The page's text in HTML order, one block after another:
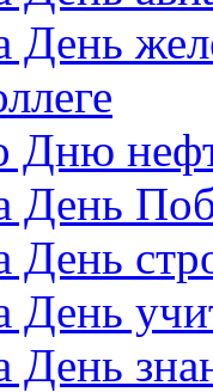
День
Дню
День
День
День
День